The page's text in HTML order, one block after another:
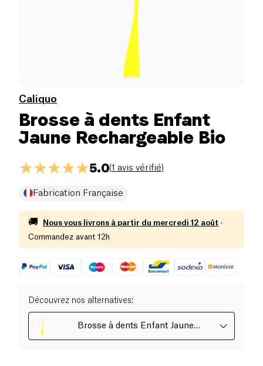
Caliquo
Brosse à dents Enfant
Jaune Rechargeable Bio
5.0(1 avis vérifié)
Fabrication Française
🚚 Nous vous livrons à partir du mercredi 12 août ·
Commandez avant 12h
Découvrez nos alternatives:
Brosse à dents Enfant Jaune
Rechargeable